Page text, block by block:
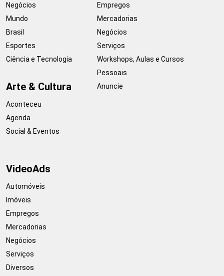
Negócios
Mundo
Brasil
Esportes
Ciência e Tecnologia
Arte & Cultura
Aconteceu
Agenda
Social & Eventos
Empregos
Mercadorias
Negócios
Serviços
Workshops, Aulas e Cursos
Pessoais
Anuncie
VideoAds
Automóveis
Imóveis
Empregos
Mercadorias
Negócios
Serviços
Diversos